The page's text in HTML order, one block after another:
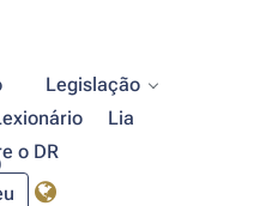
Legislação
Lia
o DR